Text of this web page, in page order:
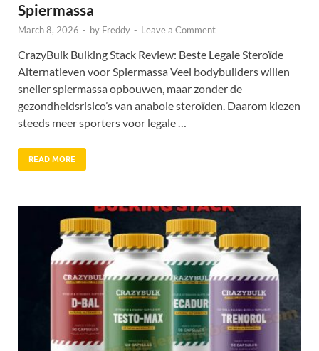
Spiermassa
March 8, 2026 - by Freddy - Leave a Comment
CrazyBulk Bulking Stack Review: Beste Legale Steroïde
Alternatieven voor Spiermassa Veel bodybuilders willen
sneller spiermassa opbouwen, maar zonder de
gezondheidsrisico’s van anabole steroïden. Daarom kiezen
steeds meer sporters voor legale …
READ MORE